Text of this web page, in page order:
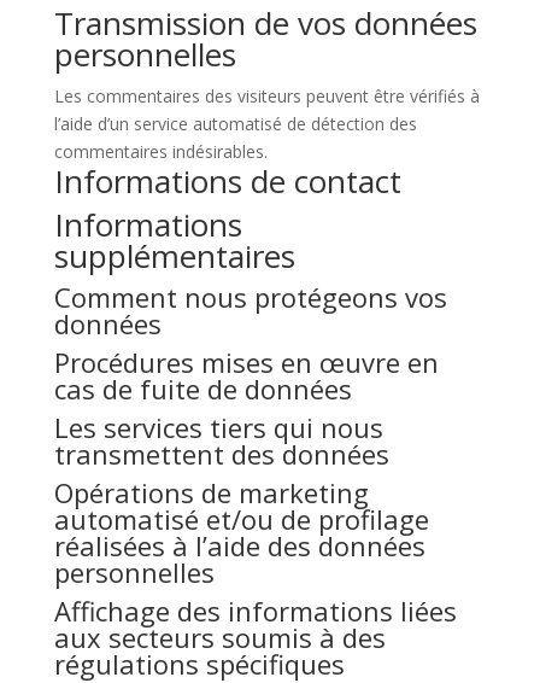
Transmission de vos données
personnelles
Les commentaires des visiteurs peuvent être vérifiés à
l’aide d’un service automatisé de détection des
commentaires indésirables.
Informations de contact
Informations
supplémentaires
Comment nous protégeons vos
données
Procédures mises en œuvre en
cas de fuite de données
Les services tiers qui nous
transmettent des données
Opérations de marketing
automatisé et/ou de profilage
réalisées à l’aide des données
personnelles
Affichage des informations liées
aux secteurs soumis à des
régulations spécifiques